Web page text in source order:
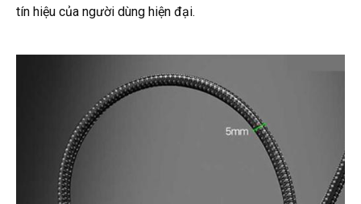
tín hiệu của người dùng hiện đại.